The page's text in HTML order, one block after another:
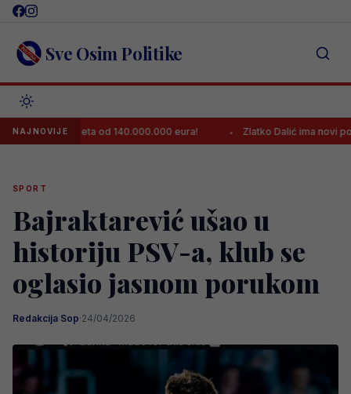
Skip
content Sve Osim Politike
NAJNOVIJE
transfer ljeta od 140.000.000 eura! Zlatko Dalić ima novi posao,
SPORT
Bajraktarević ušao u
historiju PSV-a, klub se
oglasio jasnom porukom
Redakcija Sop·24/04/2026